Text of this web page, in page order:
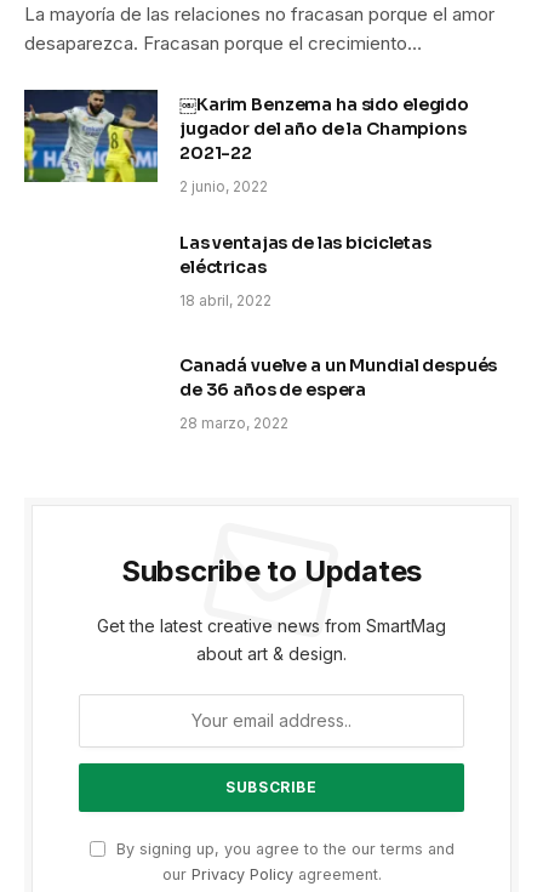
La mayoría de las relaciones no fracasan porque el amor
desaparezca. Fracasan porque el crecimiento…
￼Karim Benzema ha sido elegido
jugador del año de la Champions
2021-22
2 junio, 2022
Las ventajas de las bicicletas
eléctricas
18 abril, 2022
Canadá vuelve a un Mundial después
de 36 años de espera
28 marzo, 2022
Subscribe to Updates
Get the latest creative news from SmartMag
about art & design.
By signing up, you agree to the our terms and
our Privacy Policyagreement.